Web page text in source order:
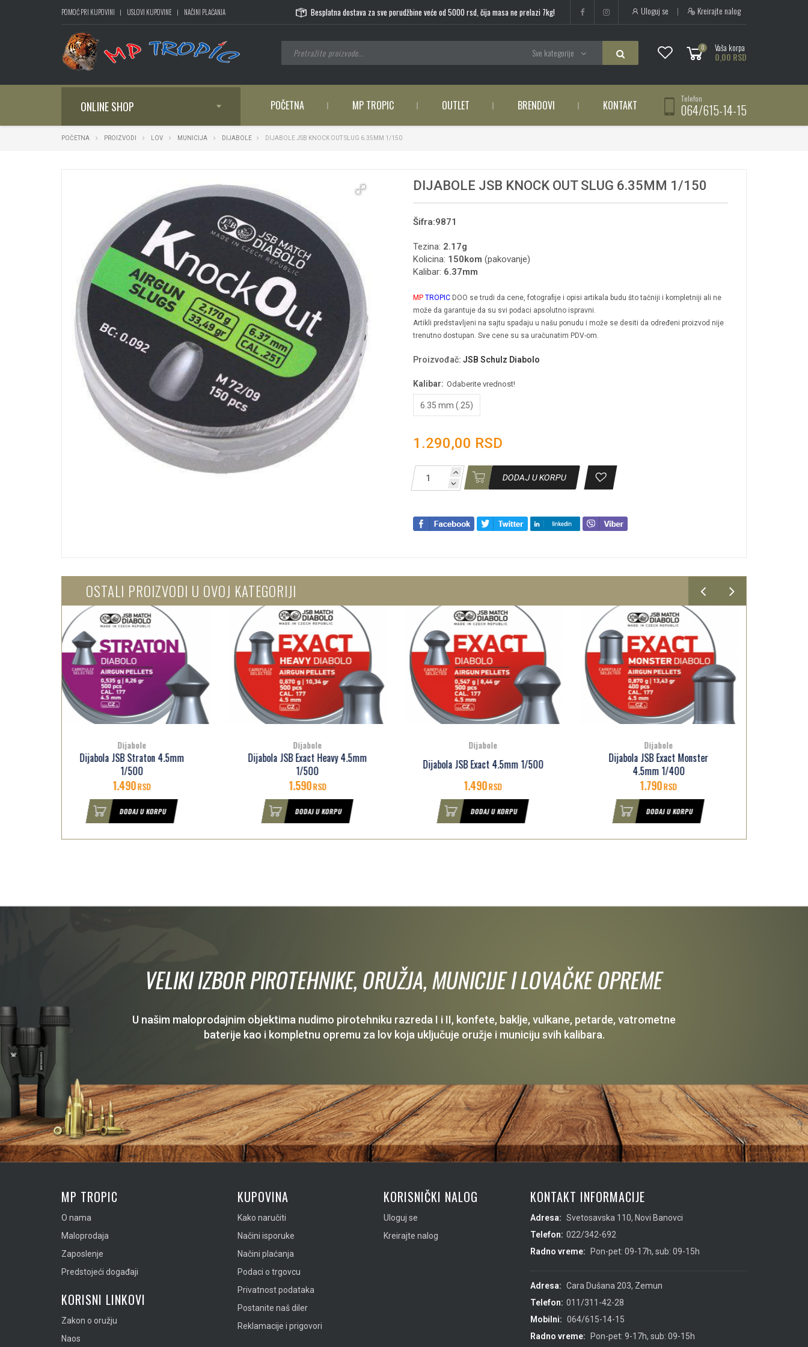
POMOĆ PRI KUPOVINI USLOVI KUPOVINE NAČINI PLAĆANJA Besplatna dostava za sve porudžbine veće od 5000 rsd, čija masa ne prelazi 7kg! Uloguj se | Kreirajte nalog
0 Vaša korpa
0,00 RSD
Sve kategorije
ONLINE SHOP POČETNA MP TROPIC OUTLET BRENDOVI KONTAKT Telefon
064/615-14-15
POČETNA PROIZVODI LOV MUNICIJA DIJABOLE DIJABOLE JSB KNOCK OUT SLUG 6.35MM 1/150
DIJABOLE JSB KNOCK OUT SLUG 6.35MM 1/150
Šifra:9871
Tezina: 2.17g
Kolicina: 150kom (pakovanje)
Kalibar: 6.37mm
MP TROPIC DOO se trudi da cene, fotografije i opisi artikala budu što tačniji i kompletniji ali ne
može da garantuje da su svi podaci apsolutno ispravni.
Artikli predstavljeni na sajtu spadaju u našu ponudu i može se desiti da određeni proizvod nije
trenutno dostupan. Sve cene su sa uračunatim PDV-om.
Proizvođač: JSB Schulz Diabolo
Kalibar: Odaberite vrednost!
6.35 mm (.25)
1.290,00 RSD
DODAJ U KORPU
OSTALI PROIZVODI U OVOJ KATEGORIJI
Dijabole
Dijabola JSB Exact Heavy 4.5mm
1/500
1.590RSD
DODAJ U KORPU
Dijabole
Dijabola JSB Exact 4.5mm 1/500
1.490RSD
DODAJ U KORPU
Dijabole
Dijabola JSB Exact Monster
4.5mm 1/400
1.790RSD
DODAJ U KORPU
Dijabole
Dijabola JSB Exact Beast 4.5mm
1/250
900RSD
DODAJ U KORPU
VELIKI IZBOR PIROTEHNIKE, ORUŽJA, MUNICIJE I LOVAČKE OPREME
U našim maloprodajnim objektima nudimo pirotehniku razreda I i II, konfete, baklje, vulkane, petarde, vatrometne
baterije kao i kompletnu opremu za lov koja uključuje oružje i municiju svih kalibara.
MP TROPIC
O nama
Maloprodaja
Zaposlenje
Predstojeći događaji
KORISNI LINKOVI
Zakon o oružju
Naos
KUPOVINA
Kako naručiti
Načini isporuke
Načini plaćanja
Podaci o trgovcu
Privatnost podataka
Postanite naš diler
Reklamacije i prigovori
KORISNIČKI NALOG
Uloguj se
Kreirajte nalog
KONTAKT INFORMACIJE
Adresa: Svetosavska 110, Novi Banovci
Telefon: 022/342-692
Radno vreme:
Pon-pet: 09-17h, sub: 09-15h
Adresa: Cara Dušana 203, Zemun
Telefon: 011/311-42-28
Mobilni: 064/615-14-15
Radno vreme:
Pon-pet: 9-17h, sub: 09-15h